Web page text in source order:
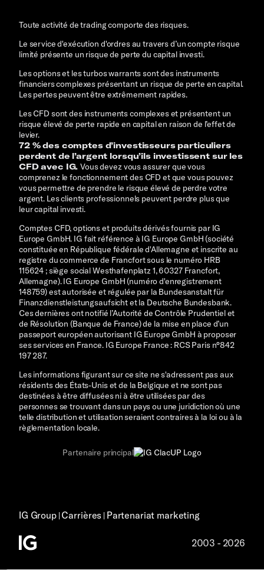
Toute activité de trading comporte des risques.
Le service d'exécution d'ordres au travers d’un compte risque
limité présente un risque de perte du capital investi.
Les options et les turbos warrants sont des instruments
financiers complexes présentant un risque de perte en capital.
Les pertes peuvent être extrêmement rapides.
Les CFD sont des instruments complexes et présentent un
risque élevé de perte rapide en capital en raison de l’effet de
levier.
72 % des comptes d’investisseurs particuliers
perdent de l’argent lorsqu’ils investissent sur les
CFD avec IG.Vous devez vous assurer que vous
comprenez le fonctionnement des CFD et que vous pouvez
vous permettre de prendre le risque élevé de perdre votre
argent. Les clients professionnels peuvent perdre plus que
leur capital investi.
Comptes CFD, options et produits dérivés fournis par IG
Europe GmbH. IG fait référence à IG Europe GmbH (société
constituée en République fédérale d'Allemagne et inscrite au
registre du commerce de Francfort sous le numéro HRB
115624 ; siège social Westhafenplatz 1, 60327 Francfort,
Allemagne). IG Europe GmbH (numéro d'enregistrement
148759) est autorisée et régulée par la Bundesanstalt für
Finanzdienstleistungsaufsicht et la Deutsche Bundesbank.
Ces dernières ont notifié l’Autorité de Contrôle Prudentiel et
de Résolution (Banque de France) de la mise en place d’un
passeport européen autorisant IG Europe GmbH à proposer
ses services en France. IG Europe France : RCS Paris n°842
197 287.
Les informations figurant sur ce site ne s'adressent pas aux
résidents des États-Unis et de la Belgique et ne sont pas
destinées à être diffusées ni à être utilisées par des
personnes se trouvant dans un pays ou une juridiction où une
telle distribution et utilisation seraient contraires à la loi ou à la
règlementation locale.
Partenaire principal
2003 - 2026
IG Group|Carrières | Partenariat marketing